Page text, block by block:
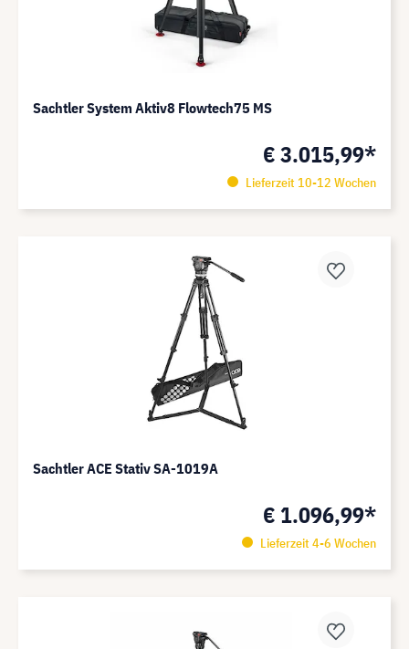
Sachtler System Aktiv8 Flowtech75 MS
€ 3.015,99*
Lieferzeit 10-12 Wochen
Sachtler ACE Stativ SA-1019A
€ 1.096,99*
Lieferzeit 4-6 Wochen